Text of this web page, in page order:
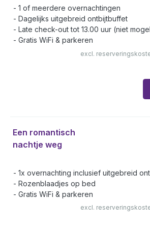
1 of meerdere overnachtingen
Dagelijks uitgebreid ontbijtbuffet
Late check-out tot 13.00 uur (niet
Gratis WiFi & parkeren
excl.
Een romantisch
nachtje weg
1x overnachting inclusief uitgebreid
Rozenblaadjes op bed
Gratis WiFi & parkeren
excl.